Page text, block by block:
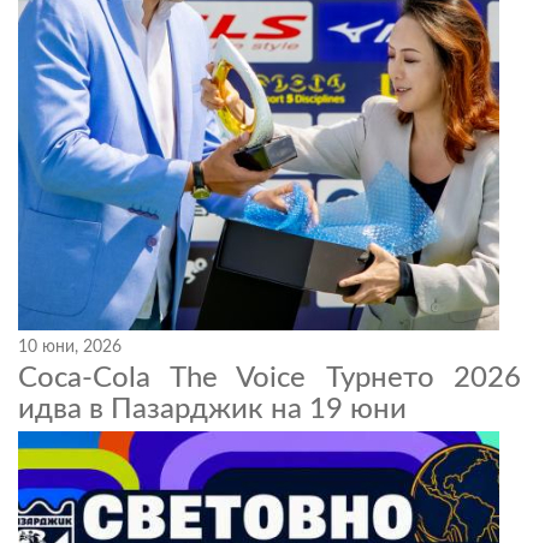
10 юни, 2026
Coca-Cola The Voice Турнето 2026
идва в Пазарджик на 19 юни